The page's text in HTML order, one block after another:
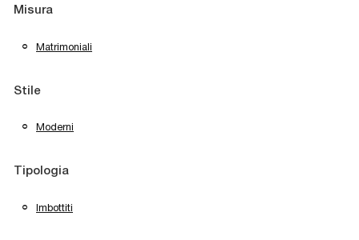
Misura
Matrimoniali
Stile
Moderni
Tipologia
Imbottiti